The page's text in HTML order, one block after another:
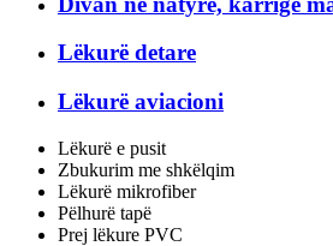
Lëkurë detare
Lëkurë aviacioni
Lëkurë e pusit
Zbukurim me shkëlqim
Lëkurë mikrofiber
Pëlhurë tapë
Prej lëkure PVC